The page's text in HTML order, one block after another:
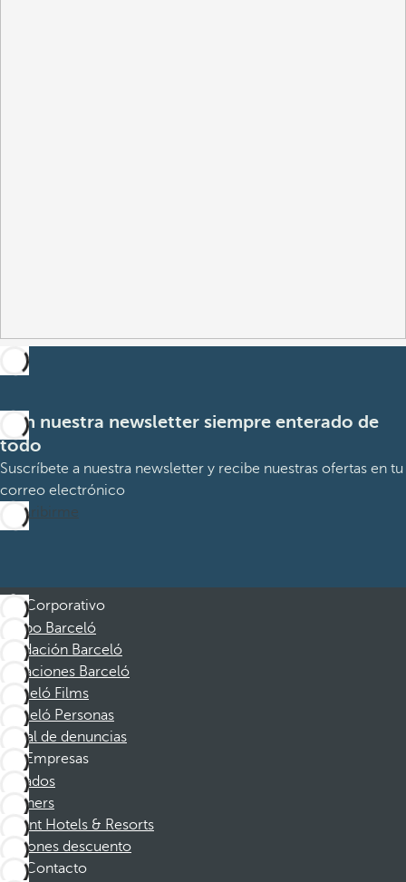
Con nuestra newsletter siempre enterado de
todo
Suscríbete a nuestra newsletter y recibe nuestras ofertas en tu
correo electrónico
Suscribirme
Corporativo
Grupo Barceló
Fundación Barceló
Vacaciones Barceló
Barceló Films
Barceló Personas
Canal de denuncias
Empresas
Afiliados
Partners
Dorint Hotels & Resorts
Cupones descuento
Contacto